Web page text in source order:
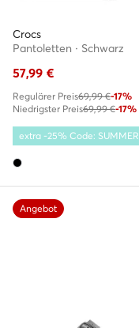
Crocs
Pantoletten · Schwarz
57,99 €
Regulärer Preis69,99 €-17%
Niedrigster Preis69,99 €-17%
extra -25% Code: SUMMER
Angebot